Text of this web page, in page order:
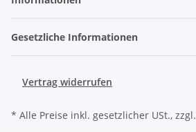
Gesetzliche Informationen
Vertrag widerrufen
* Alle Preise inkl. gesetzlicher USt., zzgl.